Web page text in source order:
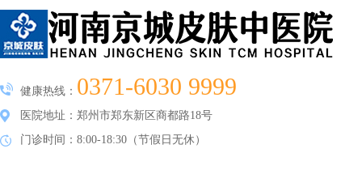
健康热线： 0371-6030 9999
医院地址：郑州市郑东新区商都路18号
门诊时间：8:00-18:30（节假日无休）